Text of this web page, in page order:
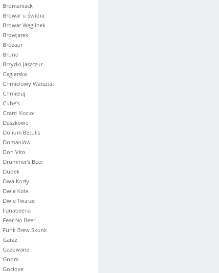
Bromaniack
Browar u Świdra
Browar Węglinek
BrowJarek
Brozaur
Bruno
Brzydki Jaszczur
Ceglarska
Chmielowy Warsztat
Chmieluj
Cube's
Czarci Kocioł
Daszkowo
Dolium Betulis
Domaniów
Don Vito
Drummer's Beer
Dudek
Dwa Kozły
Dwie Kole
Dwie Twarze
Fanabeeria
Fear No Beer
Funk Brew Skunk
Garaż
Gazowane
Gnom
Goclove